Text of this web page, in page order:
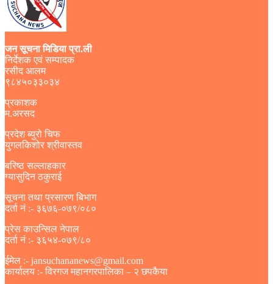
जन सूचना मिडिया प्रा.ली
निर्देशक एवं सम्पादक
रसीद आलम
९८४५०३३०३४
प्रकाशक
म.अरसद
प्रदेश ब्युरो चिफ
युगलकिशोर श्रीवास्तव
बरिष्ठ सल्लाहकार
ग्यासुदिन ठकुराई
सूचना तथा प्रसारण बिभाग
दर्ता नं :- ३६७६-०७९/०८०
प्रेस काउन्सिल नेपाल
दर्ता नं :- ३६५४-०७९/८०
ईमेल :- jansuchananews@gmail.com
कार्यालय :- विरगज महानगरपालिका – २ छपकैया